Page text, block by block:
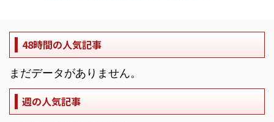
48時間の人気記事
まだデータがありません。
週の人気記事